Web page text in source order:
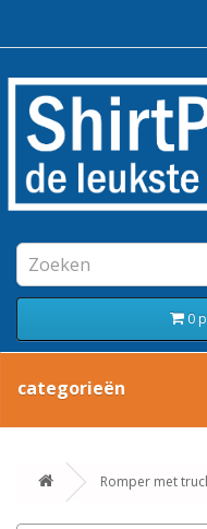
0
categorieën
Romper met